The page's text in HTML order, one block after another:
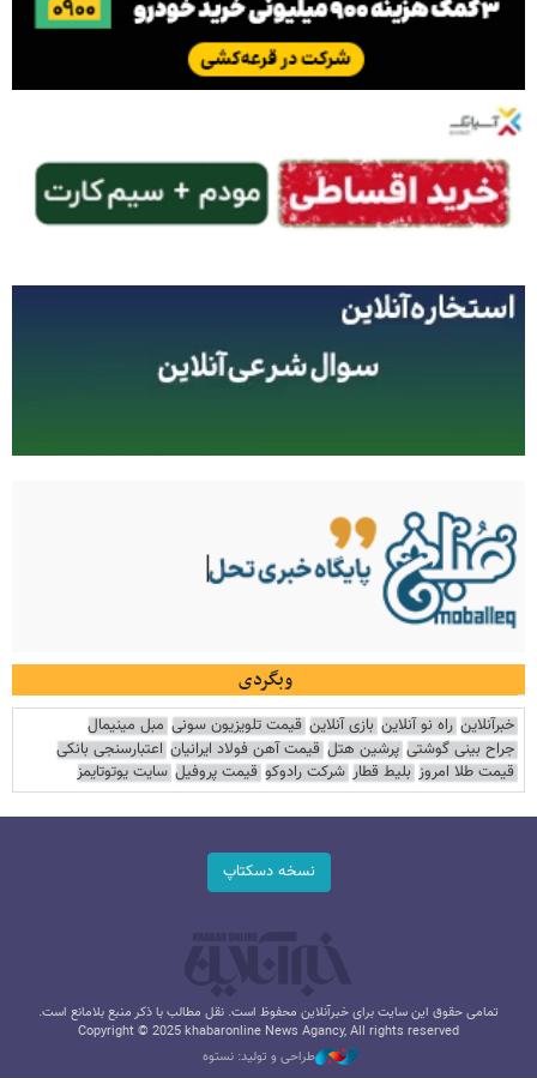
وبگردی
خبرآنلاین راه نو آنلاین بازی آنلاین قیمت تلویزیون سونی مبل مینیمال
جراح بینی گوشتی پرشین هتل قیمت آهن فولاد ایرانیان اعتبارسنجی بانکی
قیمت طلا امروز بلیط قطار شرکت رادوکو قیمت پروفیل سایت یوتوتایمز
نسخه دسکتاپ
تمامی حقوق این سایت برای خبرآنلاین محفوظ است. نقل مطالب با ذکر منبع بلامانع است.
Copyright © 2025 khabaronline News Agancy, All rights reserved
طراحی و تولید: نستوه